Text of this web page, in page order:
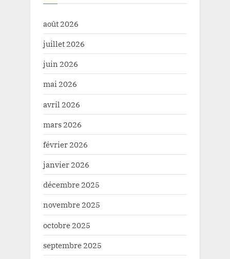
août 2026
juillet 2026
juin 2026
mai 2026
avril 2026
mars 2026
février 2026
janvier 2026
décembre 2025
novembre 2025
octobre 2025
septembre 2025